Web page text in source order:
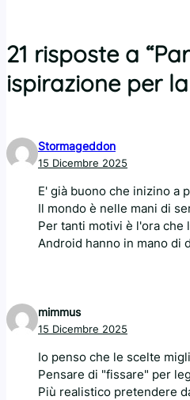
21 risposte a
ispirazione per
Stormageddon
15 Dicembre 2025
E' già buono che inizino a
Il mondo è nelle mani di
Per tanti motivi è l'ora che
Android hanno in mano di
mimmus
15 Dicembre 2025
Io penso che le scelte
Pensare di "fissare" per
Più realistico pretendere